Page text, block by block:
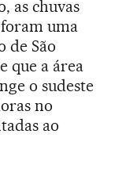
as chuvas
uma
de São
que a área
o sudeste
no
ao